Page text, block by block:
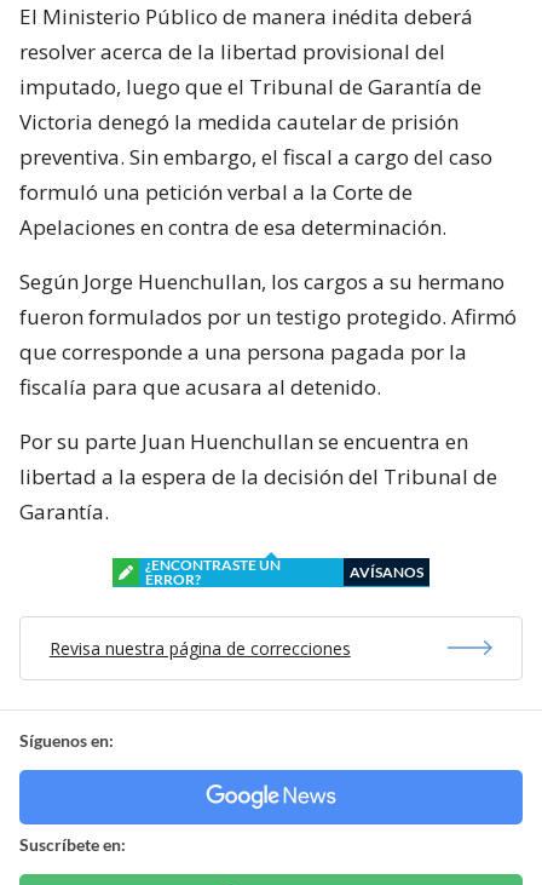
El Ministerio Público de manera inédita deberá
resolver acerca de la libertad provisional del
imputado, luego que el Tribunal de Garantía de
Victoria denegó la medida cautelar de prisión
preventiva. Sin embargo, el fiscal a cargo del caso
formuló una petición verbal a la Corte de
Apelaciones en contra de esa determinación.
Según Jorge Huenchullan, los cargos a su hermano
fueron formulados por un testigo protegido. Afirmó
que corresponde a una persona pagada por la
fiscalía para que acusara al detenido.
Por su parte Juan Huenchullan se encuentra en
libertad a la espera de la decisión del Tribunal de
Garantía.
¿ENCONTRASTE UN
ERROR?
AVÍSANOS
Revisa nuestra página de correcciones
Síguenos en:
Suscríbete en: